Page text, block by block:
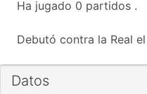
Ha jugado 0 partidos .
Debutó contra la Real
Datos